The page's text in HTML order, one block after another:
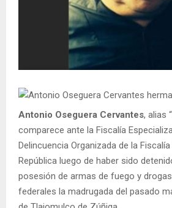
Antonio Oseguera Cervantes, alias
comparece ante la Fiscalía
Delincuencia Organizada de la
República luego de haber sido
posesión de armas de fuego y
federales la madrugada del pasado